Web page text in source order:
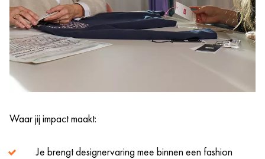
Waar jij impact maakt:
Je brengt designervaring mee binnen een fashion